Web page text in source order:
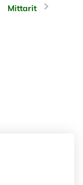
Mittarit